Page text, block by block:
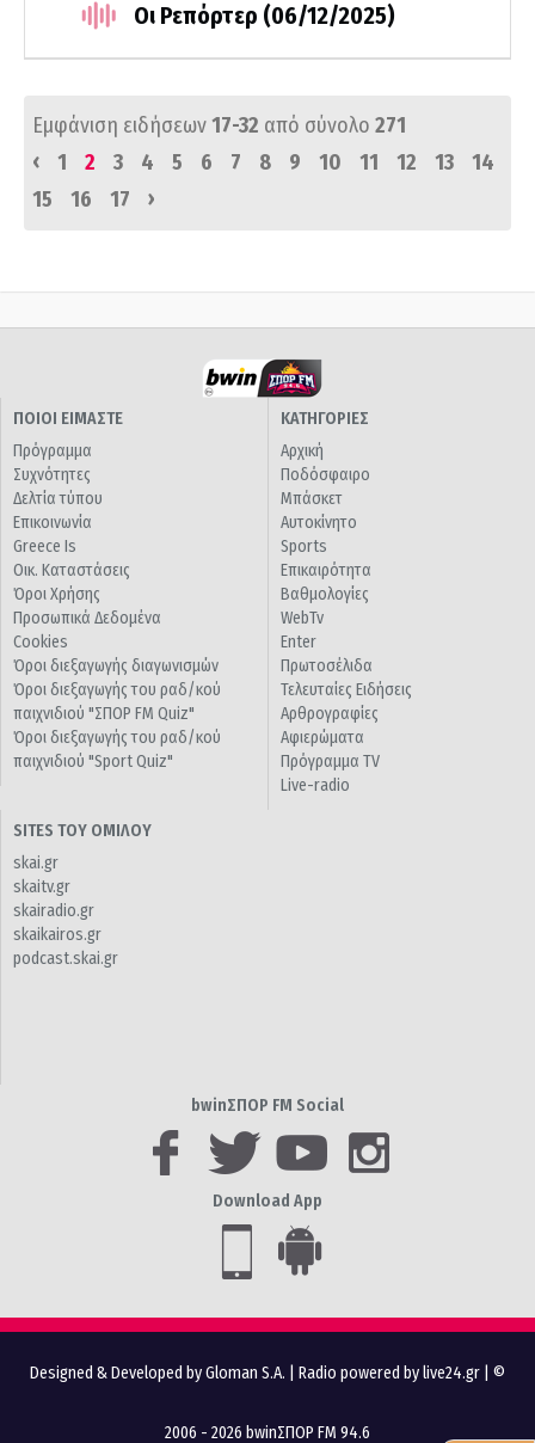
Οι Ρεπόρτερ (06/12/2025)
Εμφάνιση ειδήσεων17-32 από σύνολο 271
‹
1 2 3 4 5 6 7 8 9 10 11 12 13
14
15
16 17 ›
ΠΟΙΟΙ ΕΙΜΑΣΤΕ
Πρόγραμμα
Συχνότητες
Δελτία τύπου
Επικοινωνία
Greece Is
Οικ. Καταστάσεις
Όροι Χρήσης
Προσωπικά Δεδομένα
Cookies
Όροι διεξαγωγής διαγωνισμών
Όροι διεξαγωγής του ραδ/κού
παιχνιδιού "ΣΠΟΡ FM Quiz"
Όροι διεξαγωγής του ραδ/κού
παιχνιδιού "Sport Quiz"
ΚΑΤΗΓΟΡΙΕΣ
Αρχική
Ποδόσφαιρο
Μπάσκετ
Αυτοκίνητο
Sports
Επικαιρότητα
Βαθμολογίες
WebTv
Enter
Πρωτοσέλιδα
Τελευταίες Ειδήσεις
Αρθρογραφίες
Αφιερώματα
Πρόγραμμα TV
Live-radio
SITES ΤΟΥ ΟΜΙΛΟΥ
skai.gr
skaitv.gr
skairadio.gr
skaikairos.gr
podcast.skai.gr
bwinΣΠΟΡ FM Social
Download App
Designed & Developed by Gloman S.A. Radio powered by live24.gr | ©
2006 - 2026 bwinΣΠΟΡ FM 94.6